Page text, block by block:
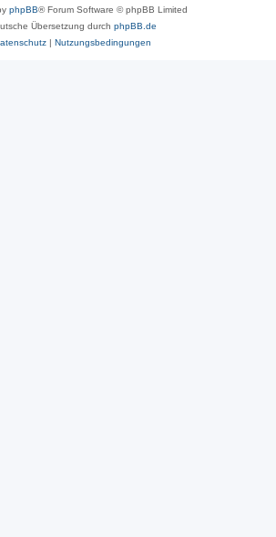
phpBB® Forum Software © phpBB Limited
Übersetzung durch phpBB.de
| Nutzungsbedingungen